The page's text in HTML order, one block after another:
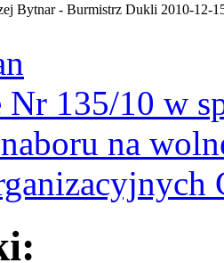
Bytnar - Burmistrz Dukli 2010-12-
Nr 135/10 w
na